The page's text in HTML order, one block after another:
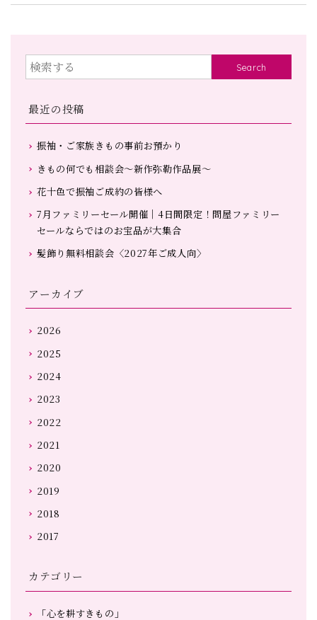
Search
最近の投稿
振袖・ご家族きもの事前お預かり
きもの何でも相談会～新作弥勒作品展～
花十色で振袖ご成約の皆様へ
7月ファミリーセール開催｜4日間限定！問屋ファミリー
セールならではのお宝品が大集合
髪飾り無料相談会〈2027年ご成人向〉
アーカイブ
2026
2025
2024
2023
2022
2021
2020
2019
2018
2017
カテゴリー
「心を耕すきもの」